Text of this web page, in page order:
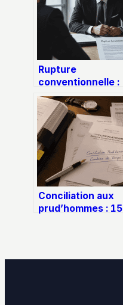
Rupture
conventionnelle :
pourquoi
consulter un
avocat pour
sécuriser votre
départ et booster
vos indemnités ?
Conciliation aux
prud’hommes : 15
procédure